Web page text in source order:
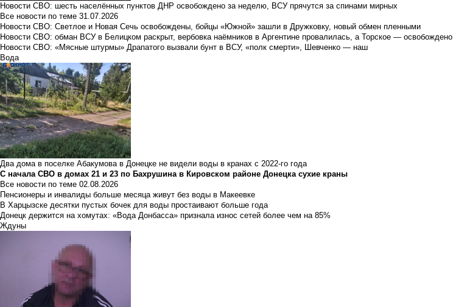
Новости СВО: шесть населённых пунктов ДНР освобождено за неделю, ВСУ прячутся за спинами мирных
Все новости по теме 31.07.2026
Новости СВО: Светлое и Новая Сечь освобождены, бойцы «Южной» зашли в Дружковку, новый обмен пленными
Новости СВО: обман ВСУ в Белицком раскрыт, вербовка наёмников в Аргентине провалилась, а Торское — освобождено
Новости СВО: «Мясные штурмы» Драпатого вызвали бунт в ВСУ, «полк смерти», Шевченко — наш
Вода
Два дома в поселке Абакумова в Донецке не видели воды в кранах с 2022-го года
С начала СВО в домах 21 и 23 по Бахрушина в Кировском районе Донецка сухие краны
Все новости по теме 02.08.2026
Пенсионеры и инвалиды больше месяца живут без воды в Макеевке
В Харцызске десятки пустых бочек для воды простаивают больше года
Донецк держится на хомутах: «Вода Донбасса» признала износ сетей более чем на 85%
Ждуны